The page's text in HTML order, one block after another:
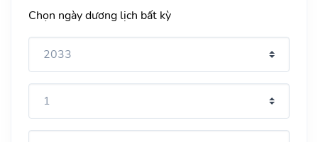
Chọn ngày dương lịch bất kỳ